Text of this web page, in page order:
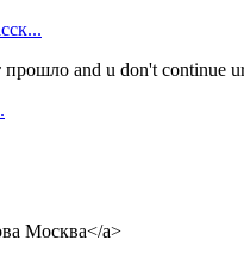
and u don't continue
Москва</a>